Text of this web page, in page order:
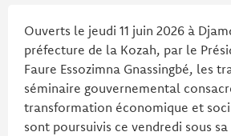
Ouverts le jeudi 11 juin 2026 à
préfecture de la Kozah, par le
Faure Essozimna Gnassingbé, les
séminaire gouvernemental
transformation économique et
sont poursuivis ce vendredi sous